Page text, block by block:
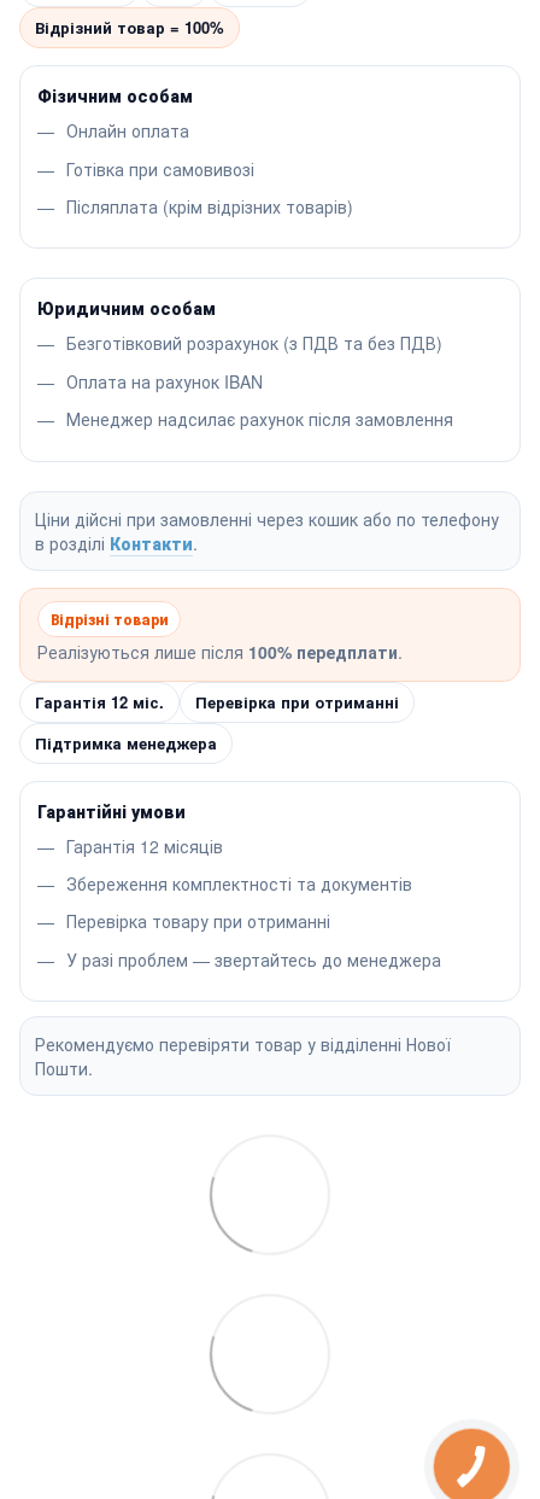
Відрізний товар = 100%
Фізичним особам
Онлайн оплата
Готівка при самовивозі
Післяплата (крім відрізних товарів)
Юридичним особам
Безготівковий розрахунок (з ПДВ та без ПДВ)
Оплата на рахунок IBAN
Менеджер надсилає рахунок після замовлення
Ціни дійсні при замовленні через кошик або по телефону
в розділі Контакти.
Відрізні товари
Реалізуються лише після 100% передплати.
Гарантія 12 міс.
Перевірка при отриманні
Підтримка менеджера
Гарантійні умови
Гарантія 12 місяців
Збереження комплектності та документів
Перевірка товару при отриманні
У разі проблем — звертайтесь до менеджера
Рекомендуємо перевіряти товар у відділенні Нової
Пошти.